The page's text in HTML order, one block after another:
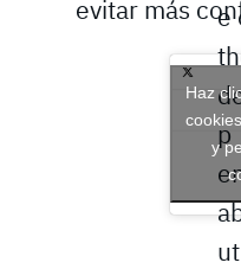
evitar más
e
p
ut
Haz
y